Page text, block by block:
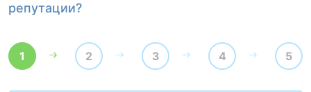
репутации?
1 2 3 4 5